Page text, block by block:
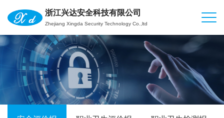
浙江兴达安全科技有限公司
Zhejiang Xingda Security Technology Co.,ltd